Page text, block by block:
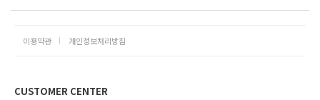
이용약관 개인정보처리방침
CUSTOMER CENTER